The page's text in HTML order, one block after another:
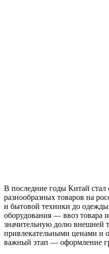
В последние годы Китай
разнообразных товаров на
и бытовой техники до
оборудования — ввоз товара
значительную долю внешней
привлекательными ценами и
важный этап — оформление